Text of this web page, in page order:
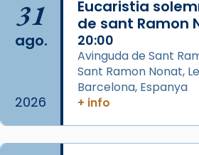
2 weeks ago
Memòria de les santes
Semproniana, verges i
Acompanyant la història de
partir de l’Edat Mitjana
31
ago.
2026
Eucaristia
de sant Ramon
20:00
Avinguda de Sant
Sant Ramon Nonat,
Barcelona, Espanya
+ info